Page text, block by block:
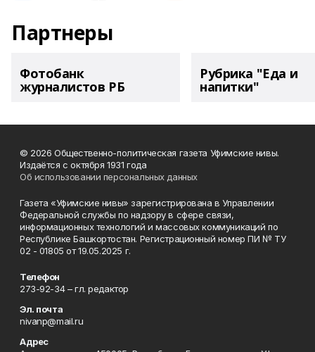
Партнеры
Фотобанк
журналистов РБ
Рубрика "Еда и
напитки"
© 2026 Общественно-политическая газета Уфимские нивы.
Издаётся с октября 1931 года
Об использовании персональных данных
Газета «Уфимские нивы» зарегистрирована в Управлении
Федеральной службы по надзору в сфере связи,
информационных технологий и массовых коммуникаций по
Республике Башкортостан. Регистрационный номер ПИ № ТУ
02 - 01805 от 19.05.2025 г.
Телефон
273-92-34 – гл. редактор
Эл. почта
nivanp@mail.ru
Адрес